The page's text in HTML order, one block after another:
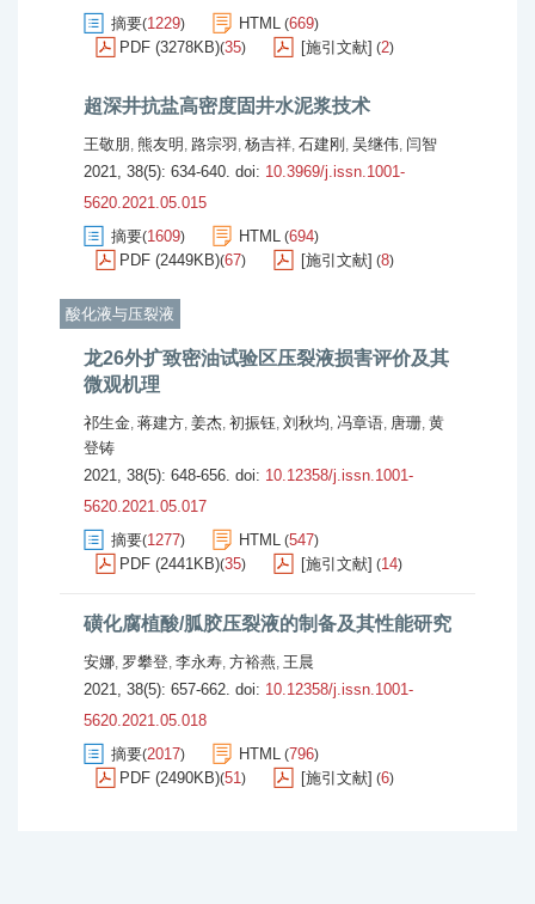
摘要(1229) HTML (669)
PDF (3278KB)(35) [施引文献] (2)
超深井抗盐高密度固井水泥浆技术
王敬朋 , 熊友明 , 路宗羽 , 杨吉祥, 石建刚 , 吴继伟, 闫智
2021, 38(5): 634-640. doi: 10.3969/j.issn.1001-
5620.2021.05.015
摘要(1609) HTML (694)
PDF (2449KB)(67) [施引文献] (8)
酸化液与压裂液
龙26外扩致密油试验区压裂液损害评价及其
微观机理
祁生金, 蒋建方, 姜杰, 初振钰, 刘秋均, 冯章语, 唐珊, 黄
登铸
2021, 38(5): 648-656. doi: 10.12358/j.issn.1001-
5620.2021.05.017
摘要(1277) HTML (547)
PDF (2441KB)(35) [施引文献] (14)
磺化腐植酸/胍胶压裂液的制备及其性能研究
安娜, 罗攀登, 李永寿, 方裕燕, 王晨
2021, 38(5): 657-662. doi: 10.12358/j.issn.1001-
5620.2021.05.018
摘要(2017) HTML (796)
PDF (2490KB)(51) [施引文献] (6)